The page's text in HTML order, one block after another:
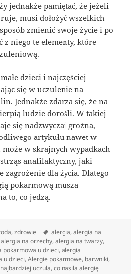
jednakże pamiętać, że jeżeli
musi dołożyć wszelkich
zmienić swoje życie i po
niego te elementy, które
dzieci i najczęściej
się w uczulenie na
Jednakże zdarza się, że na
ludzie dorośli. W takiej
się nadzwyczaj groźna,
artykułu nawet w
w skrajnych wypadkach
anafilaktyczny, jaki
zagrożenie dla życia. Dlatego
pokarmową musza
to, co jedzą.
,zdrowie Tagi
alergia,alergia na
alergia na orzechy,alergia na twarzy,
pokarmowa u dzieci,alergia
u dzieci,Alergie pokarmowe, barwniki,
uczula,co nasila alergię